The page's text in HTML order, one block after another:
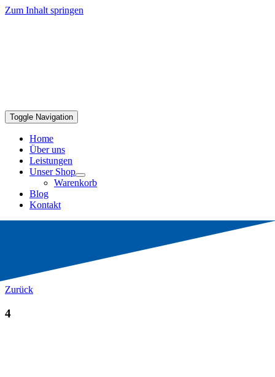
Zum Inhalt springen
Toggle Navigation
Home
Über uns
Leistungen
Unser Shop
Warenkorb
Blog
Kontakt
Zurück
4